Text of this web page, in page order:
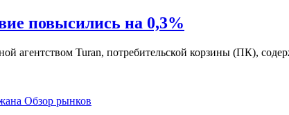
повысились на 0,3%
агентством Turan, потребительской корзины (ПК),
Обзор рынков